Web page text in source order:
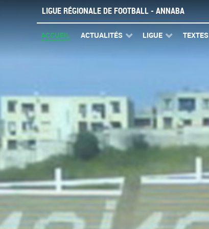
LIGUE RÉGIONALE DE FOOTBALL - ANNABA
ACCUEIL ACTUALITÉS LIGUE TEXTES